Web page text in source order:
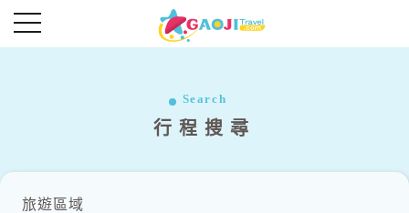
超夯首爾好好玩五日
往前 往後
Search
行程搜尋
旅遊區域